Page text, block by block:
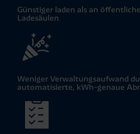
Günstiger laden als an
Ladesäulen
Weniger Verwaltungs­aufwand
automatisierte, kWh-genaue